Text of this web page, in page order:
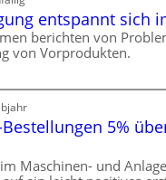
entspannt sich
berichten von
von Vorprodukten.
5%
Maschinen- und